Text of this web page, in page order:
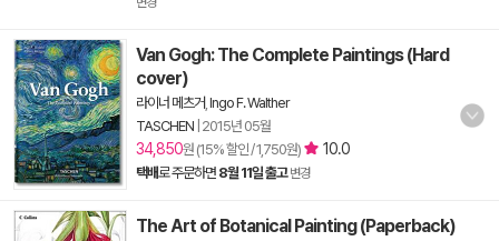
Van Gogh: The Complete Paintings (Hard
cover)
라이너 메츠거 Ingo F. Walther
TASCHEN 2015년 05월
34,850원 (15% 할인 / 1,750원) 10.0
택배로 주문하면 8월 11일 출고 변경
The Art of Botanical Painting (Paperback)